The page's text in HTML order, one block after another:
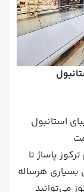
استانبول
پاساژ تا
هرساله
می‌توانید